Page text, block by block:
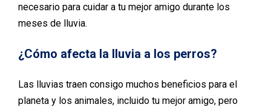
necesario para cuidar a tu mejor amigo durante los
meses de lluvia.
¿Cómo afecta la lluvia a los perros?
Las lluvias traen consigo muchos beneficios para el
planeta y los animales, incluido tu mejor amigo, pero